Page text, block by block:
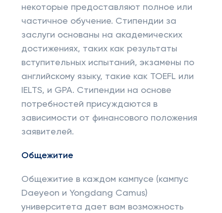
некоторые предоставляют полное или
частичное обучение. Стипендии за
заслуги основаны на академических
достижениях, таких как результаты
вступительных испытаний, экзамены по
английскому языку, такие как TOEFL или
IELTS, и GPA. Стипендии на основе
потребностей присуждаются в
зависимости от финансового положения
заявителей.
Общежитие
Общежитие в каждом кампусе (кампус
Daeyeon и Yongdang Camus)
университета дает вам возможность